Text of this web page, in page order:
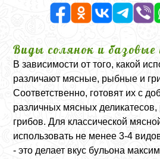
Виды солянок и базовые
В зависимости от того, какой
различают мясные, рыбные и
Соответственно, готовят их с
различных мясных
грибов. Для классической
использовать не менее 3-4
- это делает вкус бульона